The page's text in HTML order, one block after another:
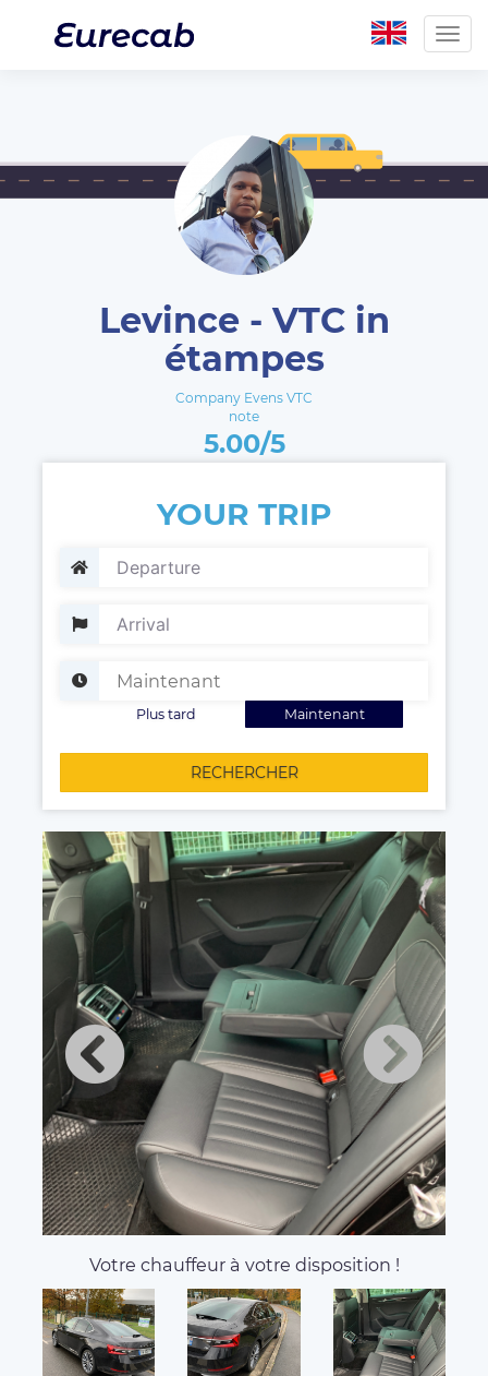
Levince - VTC in
étampes
Company Evens VTC
note
5.00/5
YOUR TRIP
Maintenant
Plus tard
RECHERCHER
Votre chauffeur à votre disposition !